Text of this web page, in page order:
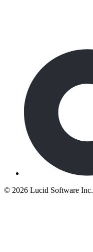
© 2026 Lucid Software Inc.